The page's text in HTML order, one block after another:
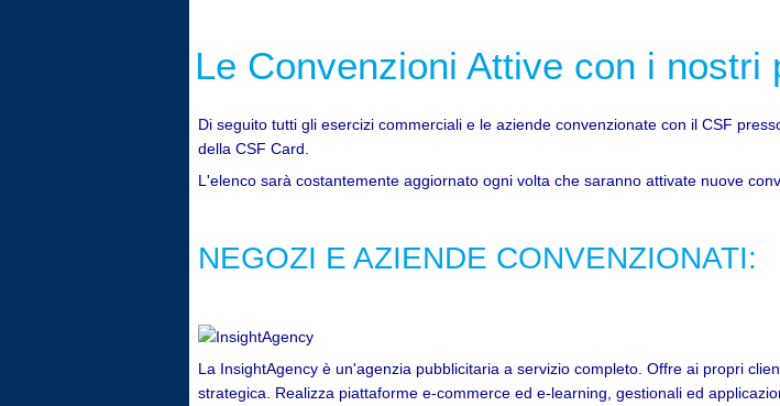
Le Convenzioni Attive con i nostri
Di seguito tutti gli esercizi commerciali e le aziende convenzionate con il CSF
della CSF Card.
L'elenco sarà costantemente aggiornato ogni volta che saranno attivate nuove
NEGOZI E AZIENDE CONVENZIONATI:
La InsightAgency è un'agenzia pubblicitaria a servizio completo. Offre ai propri
strategica. Realizza piattaforme e-commerce ed e-learning, gestionali ed